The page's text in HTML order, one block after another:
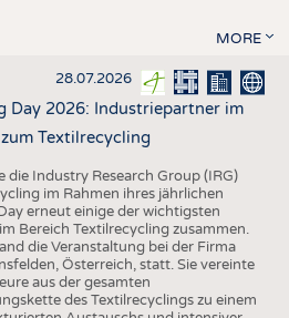
MORE
28.07.2026
Day 2026: Industriepartner im
Textilrecycling
die Industry Research Group (IRG)
im Rahmen ihres jährlichen
erneut einige der wichtigsten
Bereich Textilrecycling zusammen.
die Veranstaltung bei der Firma
Österreich, statt. Sie vereinte
aus der gesamten
des Textilrecyclings zu einem